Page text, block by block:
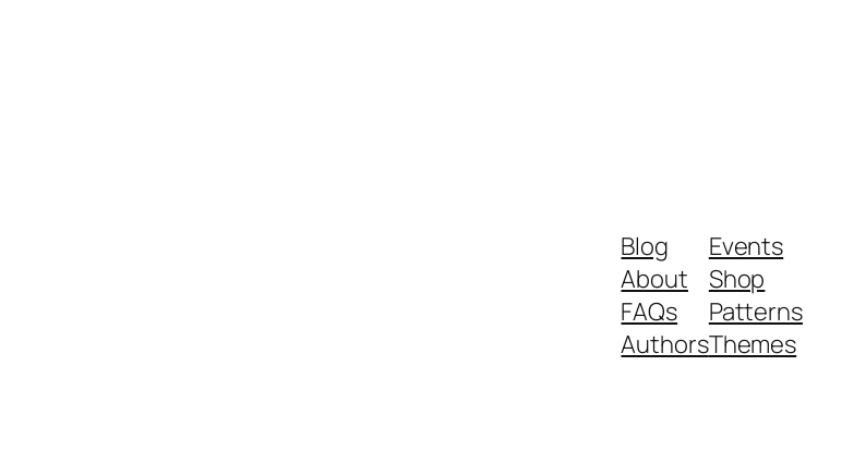
Blog
About
FAQs
Authors
Events
Shop
Patterns
Themes